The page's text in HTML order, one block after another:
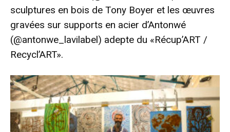
sculptures en bois de Tony Boyer et les œuvres
gravées sur supports en acier d’Antonwé
(@antonwe_lavilabel) adepte du «Récup’ART /
Recycl’ART».